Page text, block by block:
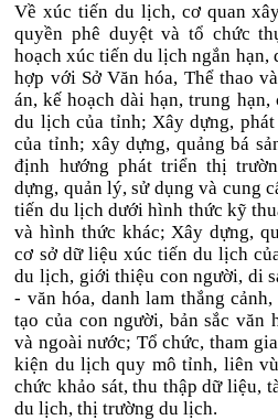
Về xúc tiến du lịch, cơ quan
quyền phê duyệt và tổ chức
hoạch xúc tiến du lịch ngắn hạn,
hợp với Sở Văn hóa, Thể thao
án, kế hoạch dài hạn, trung
du lịch của tỉnh; Xây dựng,
của tỉnh; xây dựng, quảng bá
định hướng phát triển thị
dựng, quản lý, sử dụng và cung
tiến du lịch dưới hình thức kỹ
và hình thức khác; Xây dựng,
cơ sở dữ liệu xúc tiến du lịch
du lịch, giới thiệu con người, di
- văn hóa, danh lam thắng
tạo của con người, bản sắc văn
và ngoài nước; Tổ chức, tham
kiện du lịch quy mô tỉnh, liên
chức khảo sát, thu thập dữ liệu,
du lịch, thị trường du lịch.